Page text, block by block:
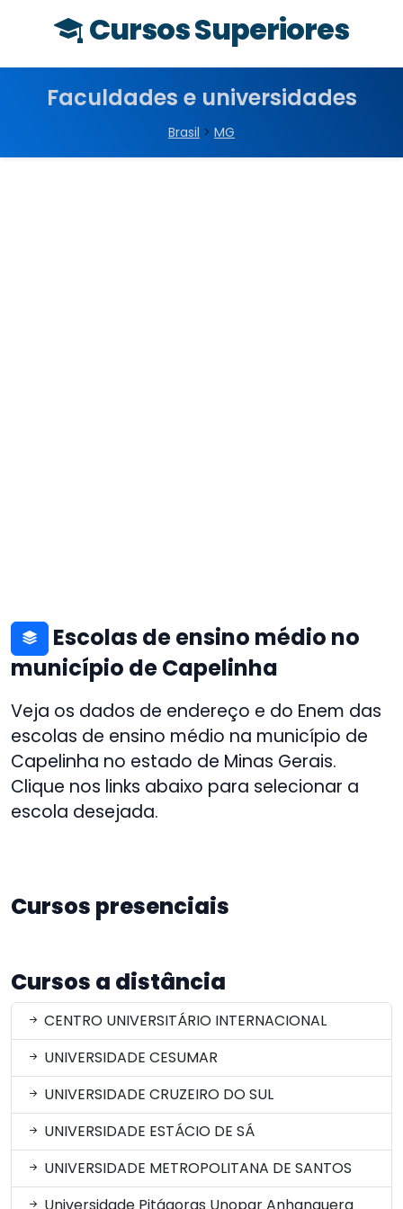
Cursos Superiores
Faculdades e universidades
Brasil > MG
Escolas de ensino médio no
município de Capelinha
Veja os dados de endereço e do Enem das
escolas de ensino médio na município de
Capelinha no estado de Minas Gerais.
Clique nos links abaixo para selecionar a
escola desejada.
Cursos presenciais
Cursos a distância
CENTRO UNIVERSITÁRIO INTERNACIONAL
UNIVERSIDADE CESUMAR
UNIVERSIDADE CRUZEIRO DO SUL
UNIVERSIDADE ESTÁCIO DE SÁ
UNIVERSIDADE METROPOLITANA DE SANTOS